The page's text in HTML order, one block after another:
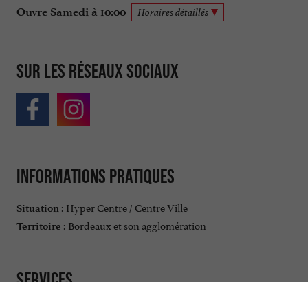
Ouvre Samedi à 10:00 Horaires détaillés
Sur les réseaux sociaux
Informations pratiques
Situation : Hyper Centre / Centre Ville
Territoire : Bordeaux et son agglomération